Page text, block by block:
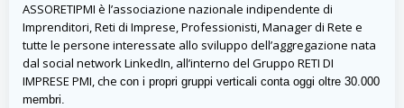
ASSORETIPMI è l’associazione nazionale indipendente di
Imprenditori, Reti di Imprese, Professionisti, Manager di Rete e
tutte le persone interessate allo sviluppo dell’aggregazione nata
dal social network LinkedIn, all’interno del Gruppo RETI DI
IMPRESE PMI, che con i propri gruppi verticali conta oggi oltre 30.000
membri.